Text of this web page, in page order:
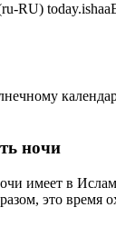
RU)
ночи
имеет в
это время